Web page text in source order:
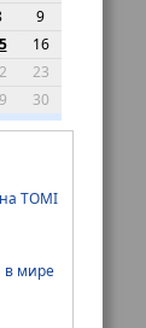
9
16
23
30
TOMI
в мире